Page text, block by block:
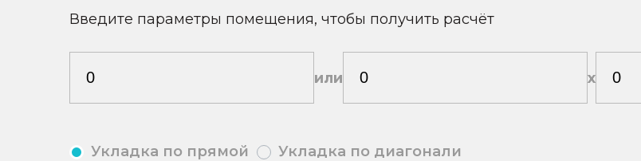
Введите параметры помещения, чтобы получить расчёт
или х
Укладка по прямой Укладка по диагонали